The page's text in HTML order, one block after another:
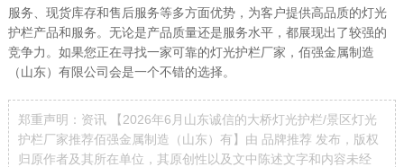
服务、现货库存和售后服务等多方面优势，为客户提供高品质的灯光
护栏产品和服务。无论是产品质量还是服务水平，都展现出了较强的
竞争力。如果您正在寻找一家可靠的灯光护栏厂家，佰强金属制造
（山东）有限公司会是一个不错的选择。
郑重声明：资讯 【2026年6月山东诚信的大桥灯光护栏/景区灯光
护栏厂家推荐佰强金属制造（山东）有】由 品牌推荐 发布，版权
归原作者及其所在单位，其原创性以及文中陈述文字和内容未经